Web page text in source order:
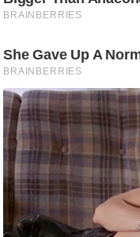
ल्म
मी
क्षा
B
r
e
a
k
i
n